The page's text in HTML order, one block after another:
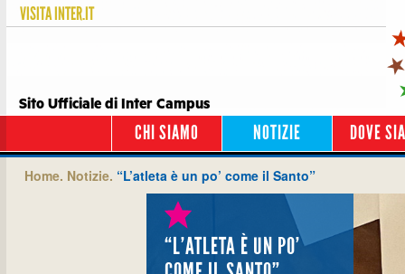
VISITAINTER.IT
Sito Ufficiale di Inter Campus
CHI SIAMO NOTIZIE DOVE
Home. Notizie. “L’atleta è un po’ come il Santo”
“L’ATLETA È UN PO’